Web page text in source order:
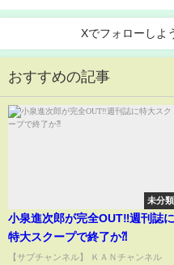
Xでフォローしよ
おすすめの記事
未分類
小泉進次郎が完全OUT‼︎週刊誌に
特大スクープで終了か⁈
【サブチャンネル】 ＫＡＮチャンネル